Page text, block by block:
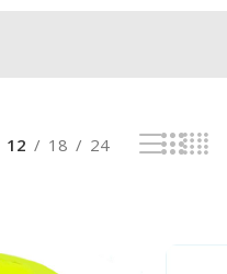
12 18 24